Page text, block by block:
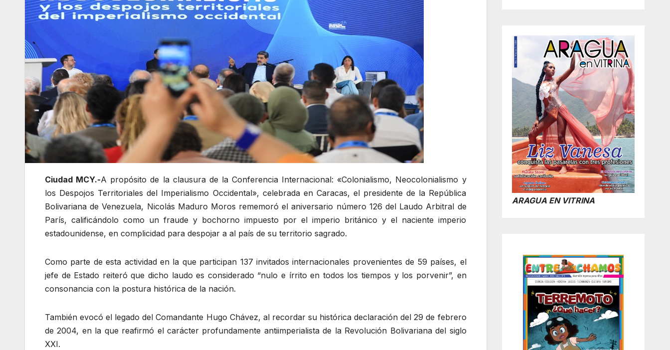
Ciudad MCY.-A propósito de la clausura de la Conferencia Internacional: «Colonialismo, Neocolonialismo y
los Despojos Territoriales del Imperialismo Occidental», celebrada en Caracas, el presidente de la República
Bolivariana de Venezuela, Nicolás Maduro Moros rememoró el aniversario número 126 del Laudo Arbitral de
París, calificándolo como un fraude y bochorno impuesto por el imperio británico y el naciente imperio
estadounidense, en complicidad para despojar a al país de su territorio sagrado.
Como parte de esta actividad en la que participan 137 invitados internacionales provenientes de 59 países, el
jefe de Estado reiteró que dicho laudo es considerado “nulo e írrito en todos los tiempos y los porvenir”, en
consonancia con la postura histórica de la nación.
También evocó el legado del Comandante Hugo Chávez, al recordar su histórica declaración del 29 de febrero
de 2004, en la que reafirmó el carácter profundamente antiimperialista de la Revolución Bolivariana del siglo
XXI.
ARAGUA EN VITRINA